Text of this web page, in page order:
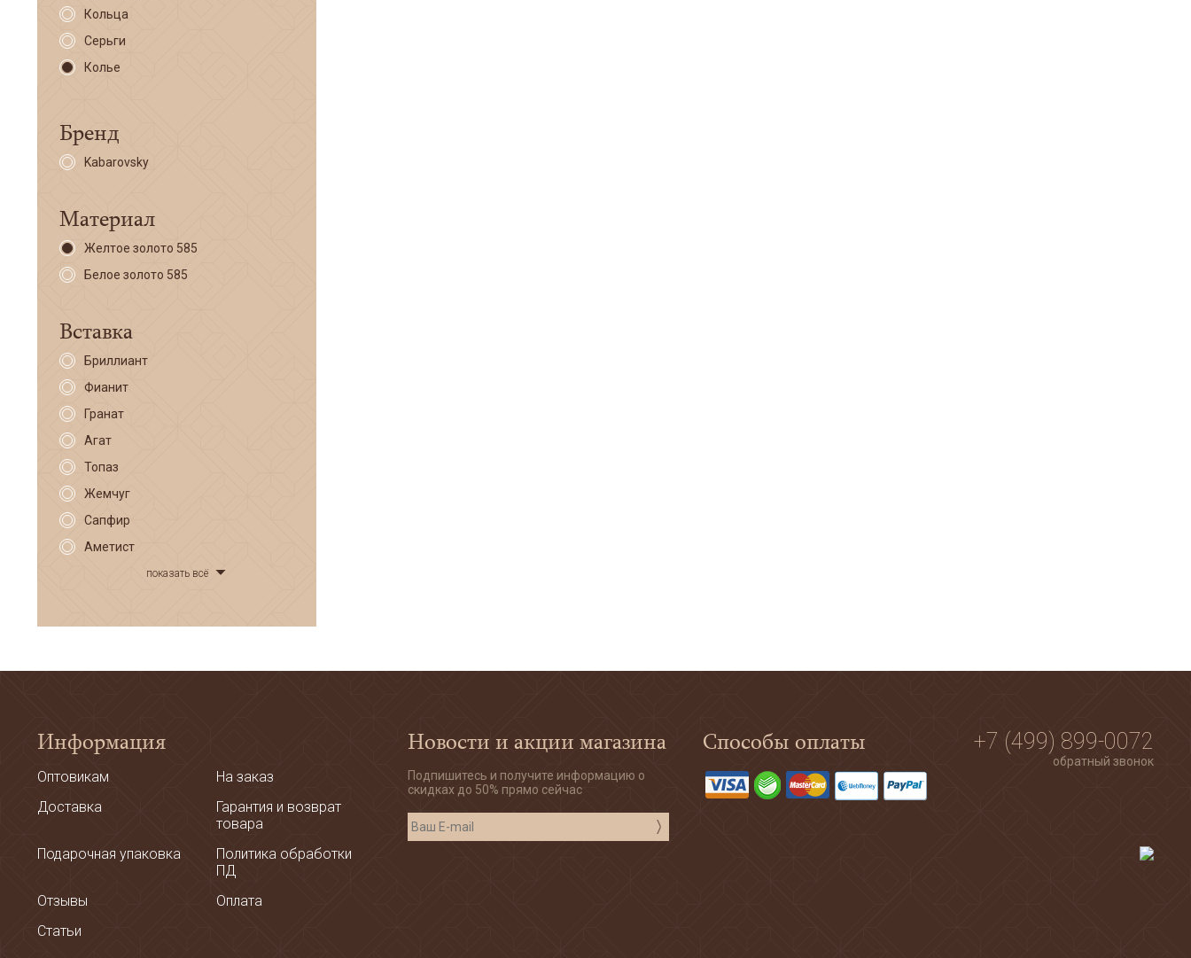
Кольца
Серьги
Колье
Бренд
Kabarovsky
Материал
Желтое золото 585
Белое золото 585
Вставка
Бриллиант
Фианит
Гранат
Агат
Топаз
Жемчуг
Сапфир
Аметист
показать всё
Информация
Оптовикам
На заказ
Доставка
Гарантия и возврат
товара
Подарочная упаковка
Политика обработки
ПД
Отзывы
Оплата
Статьи
Новости и акции магазина
Подпишитесь и получите информацию о
скидках до 50% прямо сейчас
Способы оплаты +7 (499) 899-0072
обратный звонок